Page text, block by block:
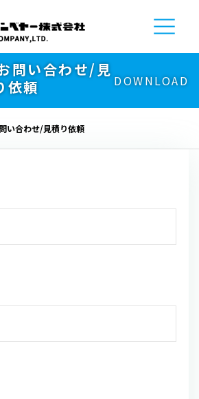
問い合わせ/見
依頼
DOWNLOAD
い合わせ/見積り依頼